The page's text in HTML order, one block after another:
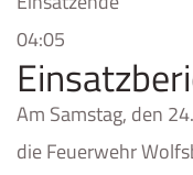
04:05
Am Samstag, den
die Feuerwehr